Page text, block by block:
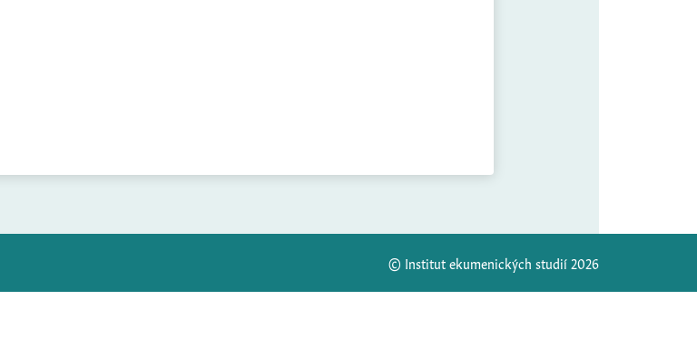
© Institut ekumenických studií 2026